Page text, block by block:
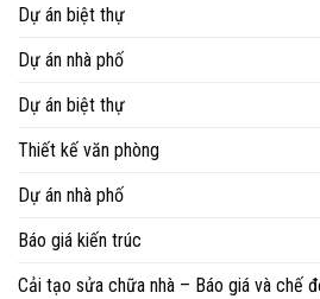
Dự án biệt thự
Dự án nhà phố
Dự án biệt thự
Thiết kế văn phòng
Dự án nhà phố
Báo giá kiến trúc
Cải tạo sửa chữa nhà – Báo giá và chế